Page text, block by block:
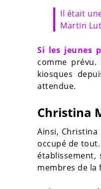
Il était
Martin
Si les jeunes
comme
kiosques
attendue.
Christina
Ainsi,
occupé de
établissement,
membres de la